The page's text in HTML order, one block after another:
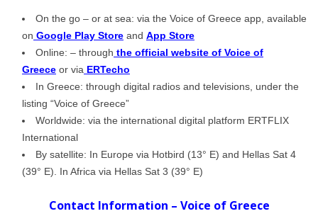
On the go – or at sea: via the Voice of Greece app, available
on Google Play Store and App Store
Online: – through the official website of Voice of
Greece or via ERTecho
In Greece: through digital radios and televisions, under the
listing “Voice of Greece”
Worldwide: via the international digital platform ERTFLIX
International
By satellite: In Europe via Hotbird (13° E) and Hellas Sat 4
(39° E). In Africa via Hellas Sat 3 (39° E)
Contact Information – Voice of Greece